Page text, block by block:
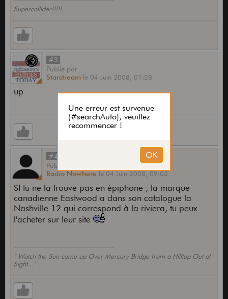
Supercollider!!!!!
#3
Publié par
Starstream le 04 Juin 2008, 01:28
up
#4
Publié
Radio Nowhere le04 Juin 2008,09:05
SI tu ne la trouve pas en épiphone , la marque
canadienne Eastwood a dans son catalogue la
Nashville 12 qui correspond à la riviera, tu peux
l'acheter sur leur site
" Watch the Sun come up Over Mercury Bridge from a Hilltop Out of
Sight..."